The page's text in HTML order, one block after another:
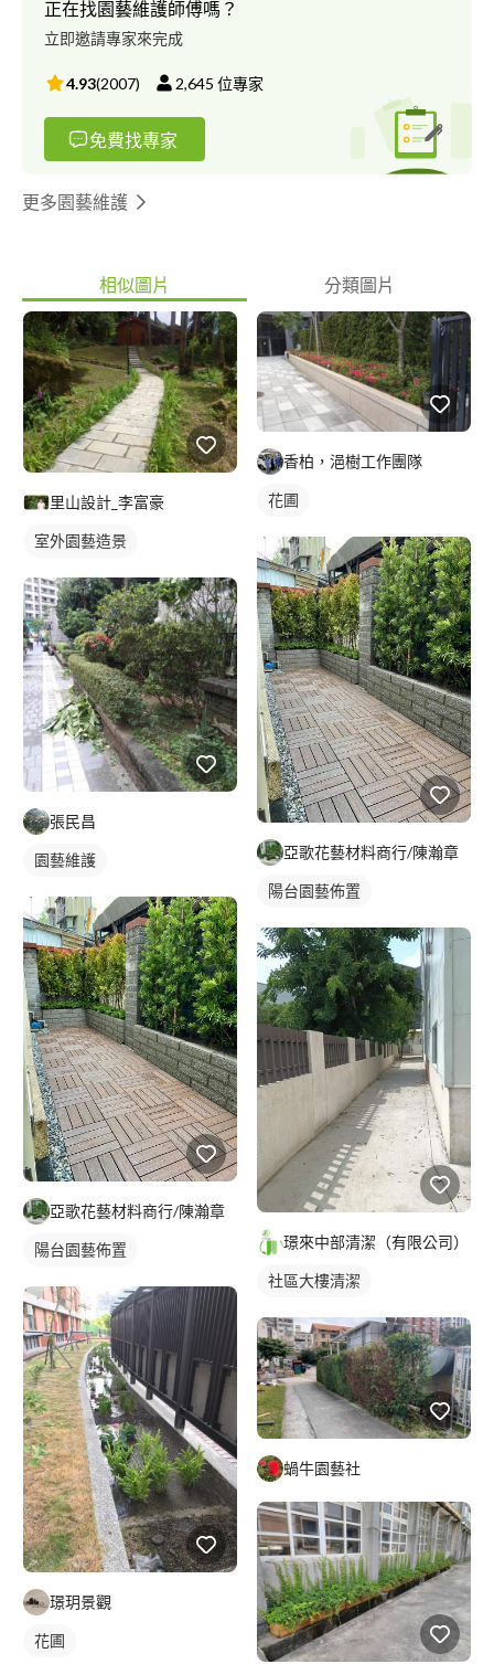
正在找園藝維護師傅嗎？
立即邀請專家來完成
4.93(2007) 2,645 位專家
免費找專家
更多園藝維護
相似圖片 分類圖片
里山設計_李富豪
室外園藝造景
張民昌
園藝維護
亞歌花藝材料商行/陳瀚章
陽台園藝佈置
璟玥景觀
花圃
香柏，浥樹工作團隊
花圃
亞歌花藝材料商行/陳瀚章
陽台園藝佈置
璟來中部清潔（有限公司）
社區大樓清潔
蝸牛園藝社